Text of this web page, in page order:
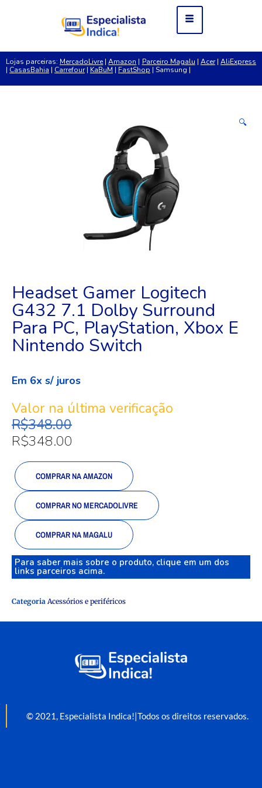
Lojas parceiras: MercadoLivre | Amazon | Parceiro Magalu | Acer|AliExpress
| CasasBahia | Carrefour| KaBuM | FastShop | Samsung |
🔍
Headset Gamer Logitech
G432 7.1 Dolby Surround
Para PC, PlayStation, Xbox E
Nintendo Switch
Em 6x s/ juros
Valor na última verificação
R$348.00
R$348.00
COMPRAR NA AMAZON
COMPRAR NO MERCADOLIVRE
COMPRAR NA MAGALU
Para saber mais sobre o produto, clique em um dos
links parceiros acima.
Categoria Acessórios e periféricos
© 2021, Especialista Indica!|Todos os direitos reservados.